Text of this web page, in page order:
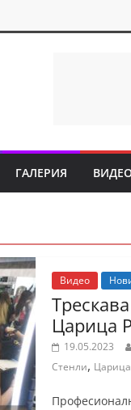
ГАЛЕРИЯ
Видео
Царица
19.05.2023
Стенли,